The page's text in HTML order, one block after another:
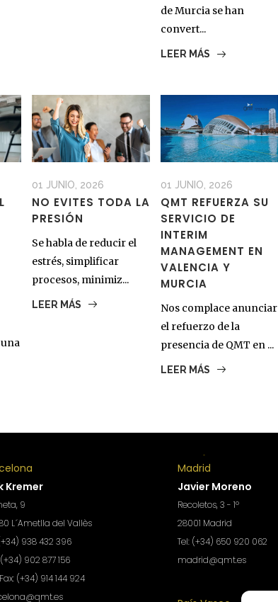
de Murcia se han
convert...
LEER MÁS
01 JUNIO, 2026
NO EVITES TODA LA
PRESIÓN
Se habla de reducir el
estrés, simplificar
procesos, minimiz...
LEER MÁS
01 JUNIO, 2026
QMT REFUERZA SU
SERVICIO DE
INTERIM
MANAGEMENT EN
VALENCIA Y
MURCIA
Nos complace anunciar
el refuerzo de la
presencia de QMT en ...
LEER MÁS
Kremer
9
L´Ametlla del Vallès
938 432 396
902 877 156
(+34) 914 144 924
Madrid
Javier Moreno
Recoletos, 3 - 1º
28001 Madrid
Tel: (+34) 650 920 062
madrid@qmt.es